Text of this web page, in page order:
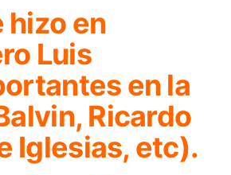
hizo en
Luis
en la
Ricardo
Iglesias, etc).